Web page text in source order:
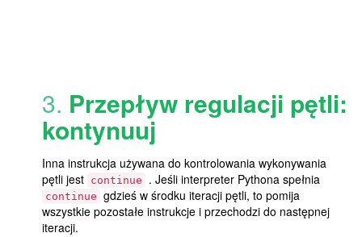
3. Przepływ regulacji pętli:
kontynuuj
Inna instrukcja używana do kontrolowania wykonywania
pętli jest continue . Jeśli interpreter Pythona spełnia
continue gdzieś w środku iteracji pętli, to pomija
wszystkie pozostałe instrukcje i przechodzi do następnej
iteracji.